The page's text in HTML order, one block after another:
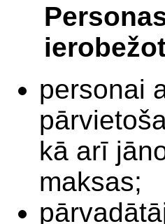
personai
kā arī
maksas;